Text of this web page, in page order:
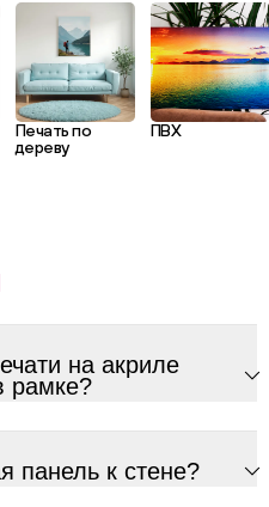
Печать по
дереву
ПВХ
на акриле
рамке?
панель к стене?